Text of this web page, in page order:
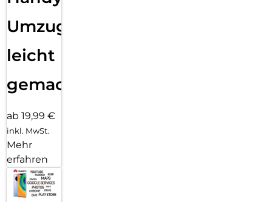
Umzug
leicht
gemacht!
ab 19,99 €
inkl. MwSt.
Mehr
erfahren